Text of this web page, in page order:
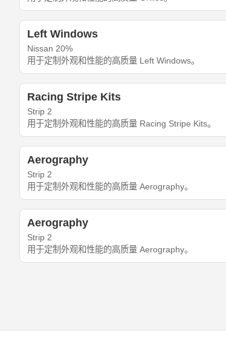
Left Windows
Nissan 20%
用于定制外观和性能的高质量 Left Windows。
Racing Stripe Kits
Strip 2
用于定制外观和性能的高质量 Racing Stripe Kits。
Aerography
Strip 2
用于定制外观和性能的高质量 Aerography。
Aerography
Strip 2
用于定制外观和性能的高质量 Aerography。